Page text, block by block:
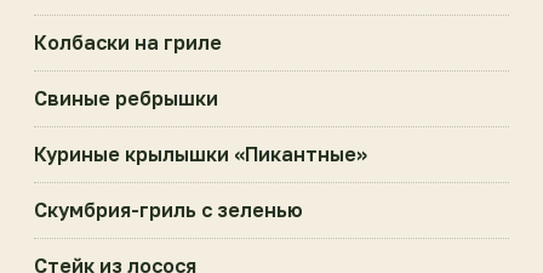
Колбаски на гриле
Свиные ребрышки
Куриные крылышки «Пикантные»
Скумбрия-гриль с зеленью
Стейк из лосося